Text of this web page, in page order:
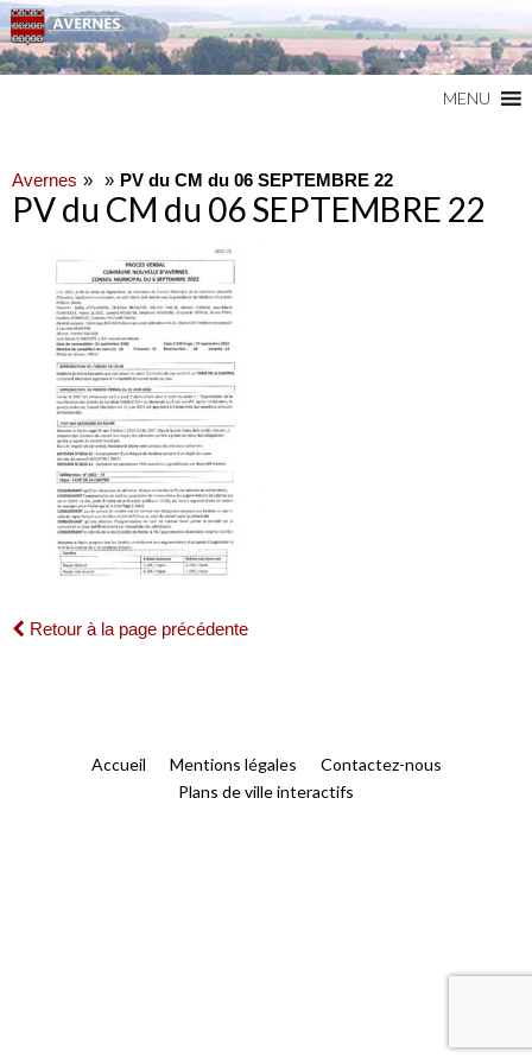
MENU
Avernes PV du CM du 06 SEPTEMBRE 22
PV du CM du 06 SEPTEMBRE 22
Retour à la page précédente
Accueil Mentions légales
Contactez-nous
Plans de ville interactifs